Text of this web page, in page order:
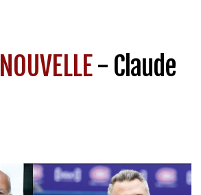
NOUVELLE- Claude